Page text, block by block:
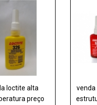
loctite alta
preço
venda